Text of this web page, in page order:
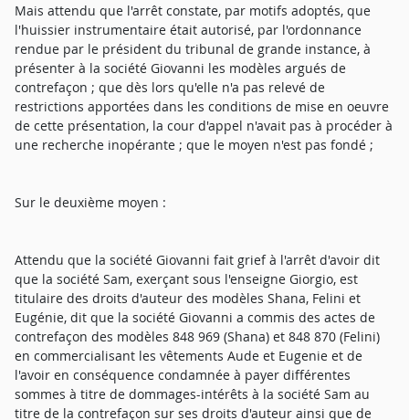
Mais attendu que l'arrêt constate, par motifs adoptés, que
l'huissier instrumentaire était autorisé, par l'ordonnance
rendue par le président du tribunal de grande instance, à
présenter à la société Giovanni les modèles argués de
contrefaçon ; que dès lors qu'elle n'a pas relevé de
restrictions apportées dans les conditions de mise en oeuvre
de cette présentation, la cour d'appel n'avait pas à procéder à
une recherche inopérante ; que le moyen n'est pas fondé ;
Sur le deuxième moyen :
Attendu que la société Giovanni fait grief à l'arrêt d'avoir dit
que la société Sam, exerçant sous l'enseigne Giorgio, est
titulaire des droits d'auteur des modèles Shana, Felini et
Eugénie, dit que la société Giovanni a commis des actes de
contrefaçon des modèles 848 969 (Shana) et 848 870 (Felini)
en commercialisant les vêtements Aude et Eugenie et de
l'avoir en conséquence condamnée à payer différentes
sommes à titre de dommages-intérêts à la société Sam au
titre de la contrefaçon sur ses droits d'auteur ainsi que de